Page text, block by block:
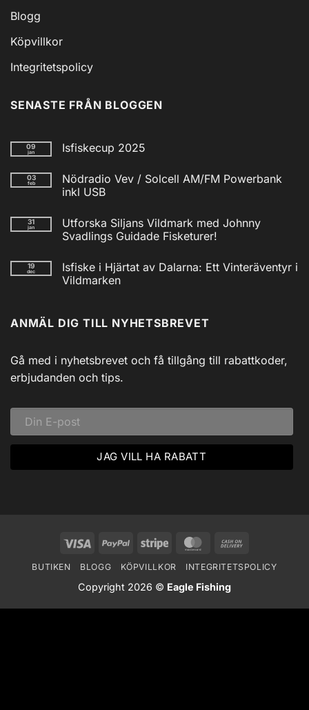
Blogg
Köpvillkor
Integritetspolicy
SENASTE FRÅN BLOGGEN
09
jan Isfiskecup 2025
till
Isfiskecup
2025
03
feb
Nödradio Vev / Solcell AM/FM Powerbank
inkl USB
till
Nödradio
Vev
AM/FM
Powerbank
inkl
31
jan
Utforska Siljans Vildmark med Johnny
Svadlings Guidade Fisketurer!
till
Utforska
Siljans
Svadlings
Guidade
19
dec
Isfiske i Hjärtat av Dalarna: Ett Vinteräventyr i
Vildmarken
Isfiske
i
Dalarna:
Ett
Vinteräventyr
i
ANMÄL DIG TILL NYHETSBREVET
Gå med i nyhetsbrevet och få tillgång till rabattkoder,
erbjudanden och tips.
Visa PayPal Stripe MasterCard
Delivery
BUTIKEN BLOGG KÖPVILLKOR INTEGRITETSPOLICY
Copyright 2026 © Eagle Fishing